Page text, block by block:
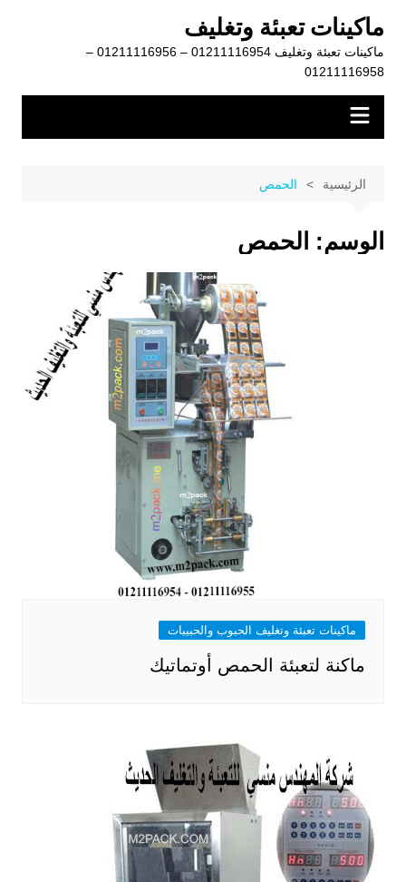
المحتوى
ماكينات تعبئة وتغليف
ماكينات تعبئة وتغليف 01211116954 – 01211116956 –
01211116958
الرئيسية الحمص
الوسم: الحمص
ماكينات تعبئة وتغليف الحبوب والحبيبات
ماكنة لتعبئة الحمص أوتماتيك